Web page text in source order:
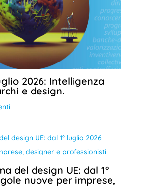
2026: Intelligenza
e design.
del design UE: dal 1°
nuove per imprese,